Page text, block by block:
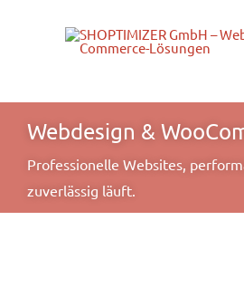
Webdesign &
Professionelle Websites,
zuverlässig läuft.